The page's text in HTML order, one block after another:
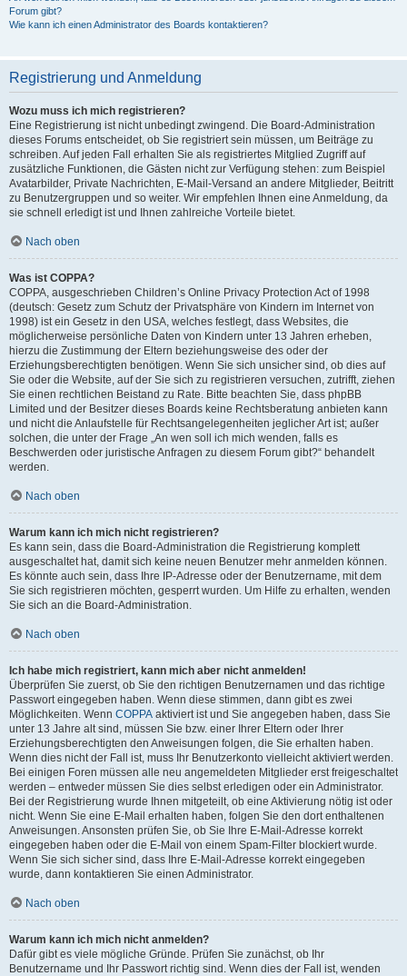
Forum gibt?
Wie kann ich einen Administrator des Boards kontaktieren?
Registrierung und Anmeldung
Wozu muss ich mich registrieren?
Eine Registrierung ist nicht unbedingt zwingend. Die Board-Administration
dieses Forums entscheidet, ob Sie registriert sein müssen, um Beiträge zu
schreiben. Auf jeden Fall erhalten Sie als registriertes Mitglied Zugriff auf
zusätzliche Funktionen, die Gästen nicht zur Verfügung stehen: zum Beispiel
Avatarbilder, Private Nachrichten, E-Mail-Versand an andere Mitglieder, Beitritt
zu Benutzergruppen und so weiter. Wir empfehlen Ihnen eine Anmeldung, da
sie schnell erledigt ist und Ihnen zahlreiche Vorteile bietet.
Nach oben
Was ist COPPA?
COPPA, ausgeschrieben Children’s Online Privacy Protection Act of 1998
(deutsch: Gesetz zum Schutz der Privatsphäre von Kindern im Internet von
1998) ist ein Gesetz in den USA, welches festlegt, dass Websites, die
möglicherweise persönliche Daten von Kindern unter 13 Jahren erheben,
hierzu die Zustimmung der Eltern beziehungsweise des oder der
Erziehungsberechtigten benötigen. Wenn Sie sich unsicher sind, ob dies auf
Sie oder die Website, auf der Sie sich zu registrieren versuchen, zutrifft, ziehen
Sie einen rechtlichen Beistand zu Rate. Bitte beachten Sie, dass phpBB
Limited und der Besitzer dieses Boards keine Rechtsberatung anbieten kann
und nicht die Anlaufstelle für Rechtsangelegenheiten jeglicher Art ist; außer
solchen, die unter der Frage „An wen soll ich mich wenden, falls es
Beschwerden oder juristische Anfragen zu diesem Forum gibt?“ behandelt
werden.
Nach oben
Warum kann ich mich nicht registrieren?
Es kann sein, dass die Board-Administration die Registrierung komplett
ausgeschaltet hat, damit sich keine neuen Benutzer mehr anmelden können.
Es könnte auch sein, dass Ihre IP-Adresse oder der Benutzername, mit dem
Sie sich registrieren möchten, gesperrt wurden. Um Hilfe zu erhalten, wenden
Sie sich an die Board-Administration.
Nach oben
Ich habe mich registriert, kann mich aber nicht anmelden!
Überprüfen Sie zuerst, ob Sie den richtigen Benutzernamen und das richtige
Passwort eingegeben haben. Wenn diese stimmen, dann gibt es zwei
Möglichkeiten. Wenn COPPA aktiviert ist und Sie angegeben haben, dass Sie
unter 13 Jahre alt sind, müssen Sie bzw. einer Ihrer Eltern oder Ihrer
Erziehungsberechtigten den Anweisungen folgen, die Sie erhalten haben.
Wenn dies nicht der Fall ist, muss Ihr Benutzerkonto vielleicht aktiviert werden.
Bei einigen Foren müssen alle neu angemeldeten Mitglieder erst freigeschaltet
werden – entweder müssen Sie dies selbst erledigen oder ein Administrator.
Bei der Registrierung wurde Ihnen mitgeteilt, ob eine Aktivierung nötig ist oder
nicht. Wenn Sie eine E-Mail erhalten haben, folgen Sie den dort enthaltenen
Anweisungen. Ansonsten prüfen Sie, ob Sie Ihre E-Mail-Adresse korrekt
eingegeben haben oder die E-Mail von einem Spam-Filter blockiert wurde.
Wenn Sie sich sicher sind, dass Ihre E-Mail-Adresse korrekt eingegeben
wurde, dann kontaktieren Sie einen Administrator.
Nach oben
Warum kann ich mich nicht anmelden?
Dafür gibt es viele mögliche Gründe. Prüfen Sie zunächst, ob Ihr
Benutzername und Ihr Passwort richtig sind. Wenn dies der Fall ist, wenden